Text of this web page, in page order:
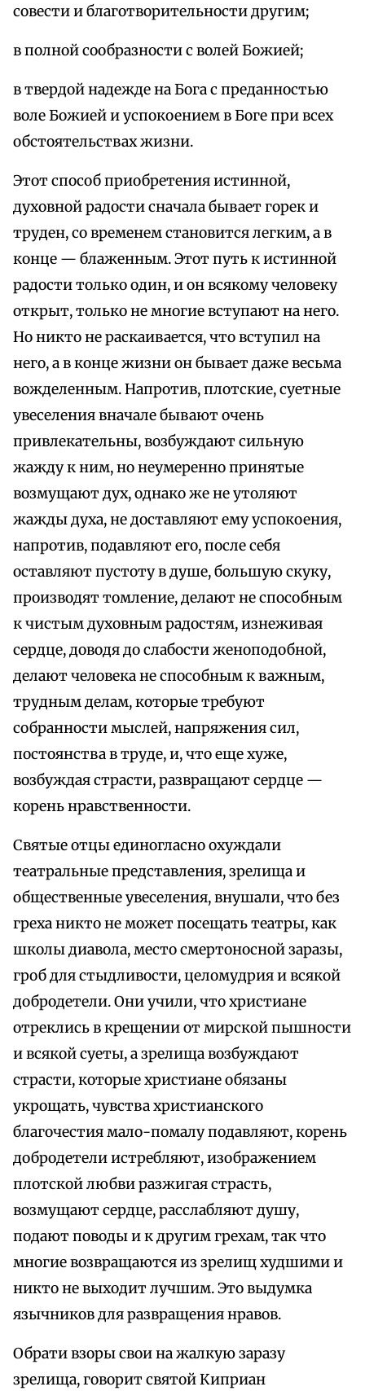
совести и благотворительности другим;
в полной сообразности с волей Божией;
в твердой надежде на Бога с преданностью
воле Божией и успокоением в Боге при всех
обстоятельствах жизни.
Этот способ приобретения истинной,
духовной радости сначала бывает горек и
труден, со временем становится легким, а в
конце — блаженным. Этот путь к истинной
радости только один, и он всякому человеку
открыт, только не многие вступают на него.
Но никто не раскаивается, что вступил на
него, а в конце жизни он бывает даже весьма
вожделенным. Напротив, плотские, суетные
увеселения вначале бывают очень
привлекательны, возбуждают сильную
жажду к ним, но неумеренно принятые
возмущают дух, однако же не утоляют
жажды духа, не доставляют ему успокоения,
напротив, подавляют его, после себя
оставляют пустоту в душе, большую скуку,
производят томление, делают не способным
к чистым духовным радостям, изнеживая
сердце, доводя до слабости женоподобной,
делают человека не способным к важным,
трудным делам, которые требуют
собранности мыслей, напряжения сил,
постоянства в труде, и, что еще хуже,
возбуждая страсти, развращают сердце —
корень нравственности.
Святые отцы единогласно охуждали
театральные представления, зрелища и
общественные увеселения, внушали, что без
греха никто не может посещать театры, как
школы диавола, место смертоносной заразы,
гроб для стыдливости, целомудрия и всякой
добродетели. Они учили, что христиане
отреклись в крещении от мирской пышности
и всякой суеты, а зрелища возбуждают
страсти, которые христиане обязаны
укрощать, чувства христианского
благочестия мало-помалу подавляют, корень
добродетели истребляют, изображением
плотской любви разжигая страсть,
возмущают сердце, расслабляют душу,
подают поводы и к другим грехам, так что
многие возвращаются из зрелищ худшими и
никто не выходит лучшим. Это выдумка
язычников для развращения нравов.
Обрати взоры свои на жалкую заразу
зрелища, говорит святой Киприан